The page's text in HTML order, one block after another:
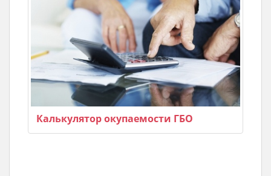
Калькулятор окупаемости ГБО